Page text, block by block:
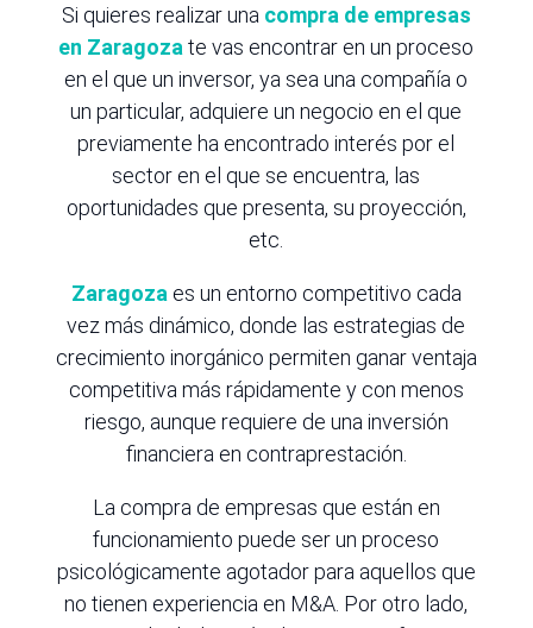
Si quieres realizar una compra de empresas
en Zaragoza te vas encontrar en un proceso
en el que un inversor, ya sea una compañía o
un particular, adquiere un negocio en el que
previamente ha encontrado interés por el
sector en el que se encuentra, las
oportunidades que presenta, su proyección,
etc.
Zaragoza es un entorno competitivo cada
vez más dinámico, donde las estrategias de
crecimiento inorgánico permiten ganar ventaja
competitiva más rápidamente y con menos
riesgo, aunque requiere de una inversión
financiera en contraprestación.
La compra de empresas que están en
funcionamiento puede ser un proceso
psicológicamente agotador para aquellos que
no tienen experiencia en M&A. Por otro lado,